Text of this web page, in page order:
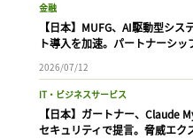
金融
【日本】MUFG、AI駆動型シ
ト導入を加速。パートナーシッ
2026/07/12
IT・ビジネスサービス
【日本】ガートナー、Claude
セキュリティで提言。脅威エク